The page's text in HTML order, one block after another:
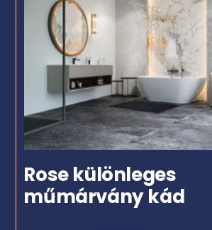
Rose különleges
műmárvány kád